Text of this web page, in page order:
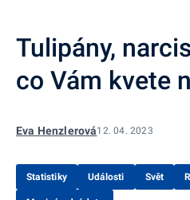
Tulipány,
co Vám kvete
Eva Henzlerová12. 04. 2023
Statistiky Události Svět